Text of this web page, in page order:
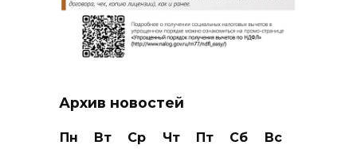
Архив новостей
Пн Вт Ср Чт Пт Сб
Вс